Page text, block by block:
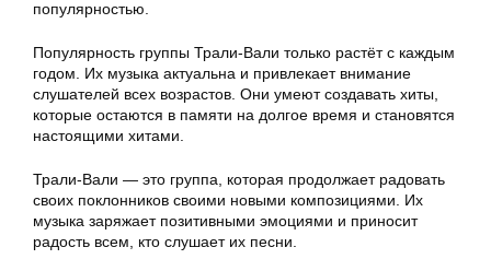
популярностью.
Популярность группы Трали-Вали только растёт с каждым
годом. Их музыка актуальна и привлекает внимание
слушателей всех возрастов. Они умеют создавать хиты,
которые остаются в памяти на долгое время и становятся
настоящими хитами.
Трали-Вали — это группа, которая продолжает радовать
своих поклонников своими новыми композициями. Их
музыка заряжает позитивными эмоциями и приносит
радость всем, кто слушает их песни.